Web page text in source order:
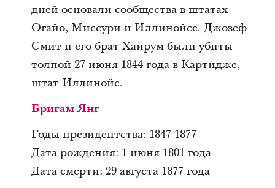
дней основали сообщества в штатах
Огайо, Миссури и Иллинойсе. Джозеф
Смит и его брат Хайрум были убиты
толпой 27 июня 1844 года в Картидже,
штат Иллинойс.
Бригам Янг
Годы президентства: 1847-1877
Дата рождения: 1 июня 1801 года
Дата смерти: 29 августа 1877 года